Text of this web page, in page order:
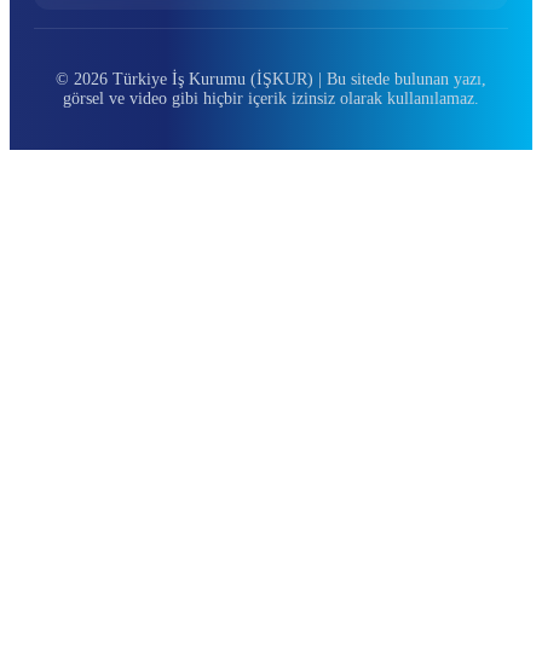
© 2026 Türkiye İş Kurumu (İŞKUR) | Bu sitede bulunan yazı,
görsel ve video gibi hiçbir içerik izinsiz olarak kullanılamaz.